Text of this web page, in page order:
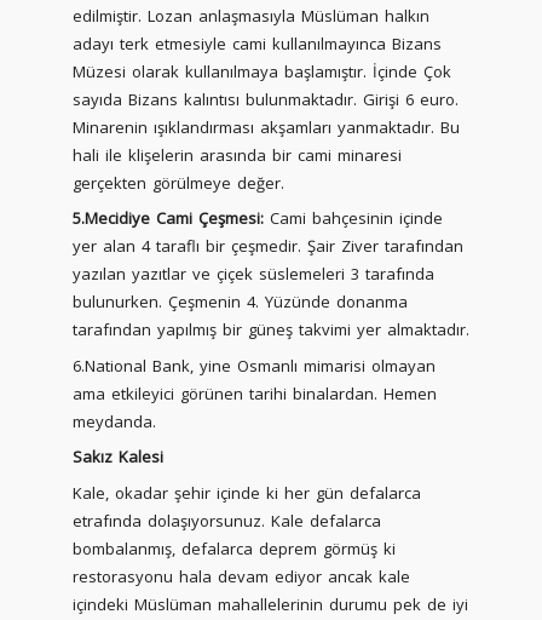
edilmiştir. Lozan anlaşmasıyla Müslüman halkın
adayı terk etmesiyle cami kullanılmayınca Bizans
Müzesi olarak kullanılmaya başlamıştır. İçinde Çok
sayıda Bizans kalıntısı bulunmaktadır. Girişi 6 euro.
Minarenin ışıklandırması akşamları yanmaktadır. Bu
hali ile klişelerin arasında bir cami minaresi
gerçekten görülmeye değer.
5.Mecidiye Cami Çeşmesi: Cami bahçesinin içinde
yer alan 4 taraflı bir çeşmedir. Şair Ziver tarafından
yazılan yazıtlar ve çiçek süslemeleri 3 tarafında
bulunurken. Çeşmenin 4. Yüzünde donanma
tarafından yapılmış bir güneş takvimi yer almaktadır.
6.National Bank, yine Osmanlı mimarisi olmayan
ama etkileyici görünen tarihi binalardan. Hemen
meydanda.
Sakız Kalesi
Kale, okadar şehir içinde ki her gün defalarca
etrafında dolaşıyorsunuz. Kale defalarca
bombalanmış, defalarca deprem görmüş ki
restorasyonu hala devam ediyor ancak kale
içindeki Müslüman mahallelerinin durumu pek de iyi